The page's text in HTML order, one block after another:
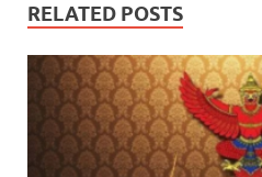
RELATED POSTS